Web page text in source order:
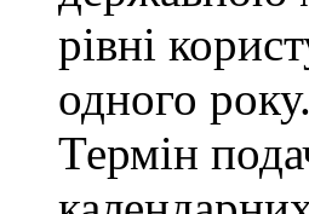
рівні
одного року.
Термін